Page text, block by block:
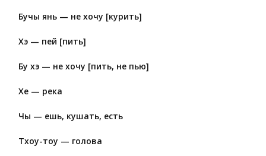
Бучы янь — не хочу [курить]
Хэ — пей [пить]
Бу хэ — не хочу [пить, не пью]
Хе — река
Чы — ешь, кушать, есть
Тхоу-тоу — голова